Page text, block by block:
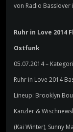
von Radio Basslover
Ruhr in Love 2014
Ostfunk
05.07.2014 –
Ruhr in Love 2014
Lineup: Brooklyn
Kanzler &
(Kai Winter), Sunny